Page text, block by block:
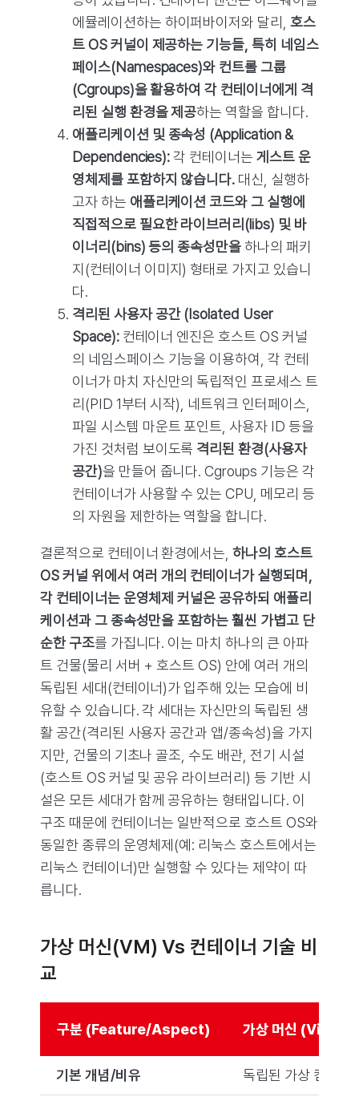
에뮬레이션하는 하이퍼바이저와 달리, 호스
트 OS 커널이 제공하는 기능들, 특히 네임스
페이스(Namespaces)와 컨트롤 그룹
(Cgroups)을 활용하여 각 컨테이너에게 격
리된 실행 환경을 제공하는 역할을 합니다.
애플리케이션 및 종속성 (Application &
Dependencies):각 컨테이너는 게스트 운
영체제를 포함하지 않습니다. 대신, 실행하
고자 하는 애플리케이션 코드와 그 실행에
직접적으로 필요한 라이브러리(libs) 및 바
이너리(bins) 등의 종속성만을하나의 패키
지(컨테이너 이미지) 형태로 가지고 있습니
다.
격리된 사용자 공간 (Isolated User
Space):컨테이너 엔진은 호스트 OS 커널
의 네임스페이스 기능을 이용하여, 각 컨테
이너가 마치 자신만의 독립적인 프로세스 트
리(PID 1부터 시작), 네트워크 인터페이스,
파일 시스템 마운트 포인트, 사용자 ID 등을
가진 것처럼 보이도록 격리된 환경(사용자
공간)을 만들어 줍니다. Cgroups 기능은 각
컨테이너가 사용할 수 있는 CPU, 메모리 등
의 자원을 제한하는 역할을 합니다.
결론적으로 컨테이너 환경에서는,하나의 호스트
OS 커널 위에서 여러 개의 컨테이너가 실행되며,
각 컨테이너는 운영체제 커널은 공유하되 애플리
케이션과 그 종속성만을 포함하는 훨씬 가볍고 단
순한 구조를 가집니다. 이는 마치 하나의 큰 아파
트 건물(물리 서버 + 호스트 OS) 안에 여러 개의
독립된 세대(컨테이너)가 입주해 있는 모습에 비
유할 수 있습니다. 각 세대는 자신만의 독립된 생
활 공간(격리된 사용자 공간과 앱/종속성)을 가지
지만, 건물의 기초나 골조, 수도 배관, 전기 시설
(호스트 OS 커널 및 공유 라이브러리) 등 기반 시
설은 모든 세대가 함께 공유하는 형태입니다. 이
구조 때문에 컨테이너는 일반적으로 호스트 OS와
동일한 종류의 운영체제(예: 리눅스 호스트에서는
리눅스 컨테이너)만 실행할 수 있다는 제약이 따
릅니다.
가상 머신(VM) Vs 컨테이너 기술 비
교
구분 (Feature/Aspect) 가상 머신
기본 개념/비유 독립된 가상 컴퓨터